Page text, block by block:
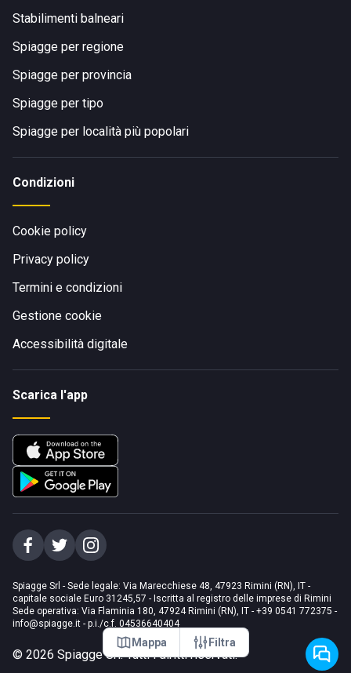
Mappa Filtra
Stabilimenti balneari
Spiagge per regione
Spiagge per provincia
Spiagge per tipo
Spiagge per località più popolari
Condizioni
Cookie policy
Privacy policy
Termini e condizioni
Gestione cookie
Accessibilità digitale
Scarica l'app
Spiagge Srl - Sede legale: Via Marecchiese 48, 47923 Rimini (RN), IT -
capitale sociale Euro 31245,57 - Iscritta al registro delle imprese di Rimini
Sede operativa: Via Flaminia 180, 47924 Rimini (RN), IT - +39 0541 772375 -
info@spiagge.it - p.i./c.f. 04536640404
© 2026 Spiagge Srl. Tutti i diritti riservati.